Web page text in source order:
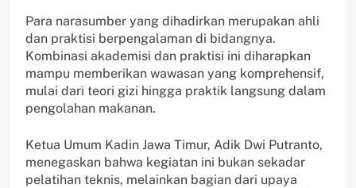
‎‎Para narasumber yang dihadirkan merupakan ahli
dan praktisi berpengalaman di bidangnya.
Kombinasi akademisi dan praktisi ini diharapkan
mampu memberikan wawasan yang komprehensif,
mulai dari teori gizi hingga praktik langsung dalam
pengolahan makanan.
‎‎Ketua Umum Kadin Jawa Timur, Adik Dwi Putranto,
menegaskan bahwa kegiatan ini bukan sekadar
pelatihan teknis, melainkan bagian dari upaya